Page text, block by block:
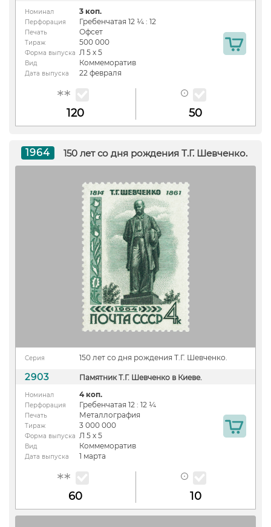
Номинал 3 коп.
Перфорация Гребенчатая 12 ¼ : 12
Печать Офсет
Тираж 500 000
Форма выпуска Л 5 х 5
Вид Коммеморатив
Дата выпуска 22 февраля
120 50
1964 150 лет со дня рождения Т.Г. Шевченко.
Серия 150 лет со дня рождения Т.Г. Шевченко.
2903 Памятник Т.Г. Шевченко в Киеве.
Номинал 4 коп.
Перфорация Гребенчатая 12 : 12 ¼
Печать Металлография
Тираж 3 000 000
Форма выпуска Л 5 х 5
Вид Коммеморатив
Дата выпуска 1 марта
60 10